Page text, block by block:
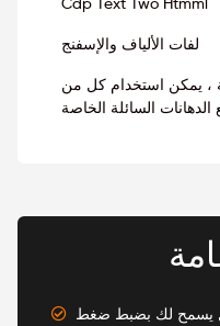
لفات الألياف والإسفنج
، يمكن استخدام كل من
يسمح لك بضبط ضغط